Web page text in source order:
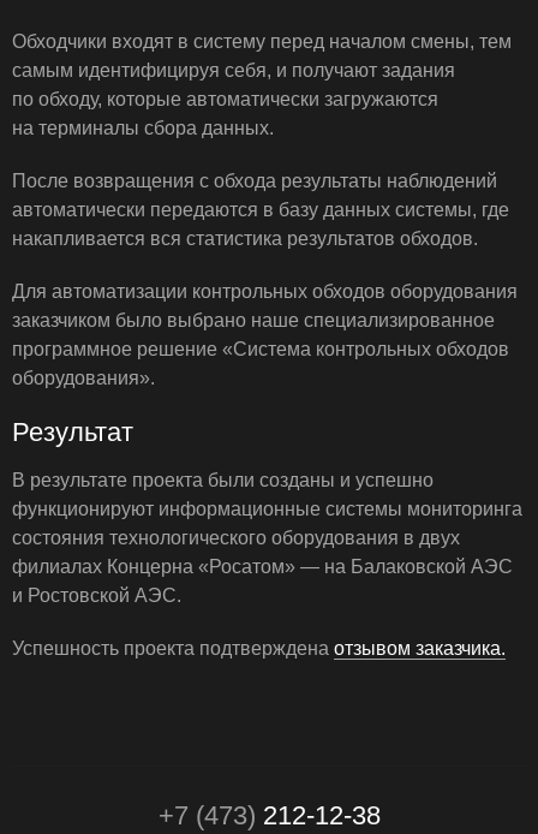
Обходчики входят в систему перед началом смены, тем
самым идентифицируя себя, и получают задания
по обходу, которые автоматически загружаются
на терминалы сбора данных.
После возвращения с обхода результаты наблюдений
автоматически передаются в базу данных системы, где
накапливается вся статистика результатов обходов.
Для автоматизации контрольных обходов оборудования
заказчиком было выбрано наше специализированное
программное решение «Система контрольных обходов
оборудования».
Результат
В результате проекта были созданы и успешно
функционируют информационные системы мониторинга
состояния технологического оборудования в двух
филиалах Концерна «Росатом» — на Балаковской АЭС
и Ростовской АЭС.
Успешность проекта подтверждена отзывом заказчика.
+7 (473) 212-12-38